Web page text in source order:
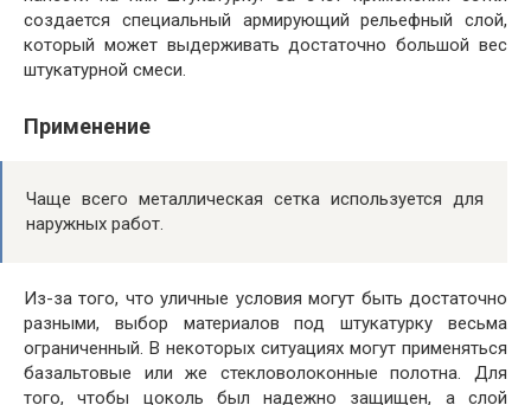
создается специальный армирующий рельефный слой,
который может выдерживать достаточно большой вес
штукатурной смеси.
Применение
Чаще всего металлическая сетка используется для
наружных работ.
Из-за того, что уличные условия могут быть достаточно
разными, выбор материалов под штукатурку весьма
ограниченный. В некоторых ситуациях могут применяться
базальтовые или же стекловолоконные полотна. Для
того, чтобы цоколь был надежно защищен, а слой